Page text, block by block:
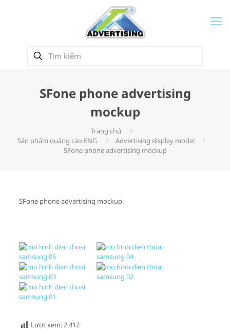
SFone phone advertising
mockup
Trang chủ
Sản phẩm quảng cáo ENG
Advertising display model
SFone phone advertising mockup
SFone phone advertising mockup.
Lượt xem:2.412